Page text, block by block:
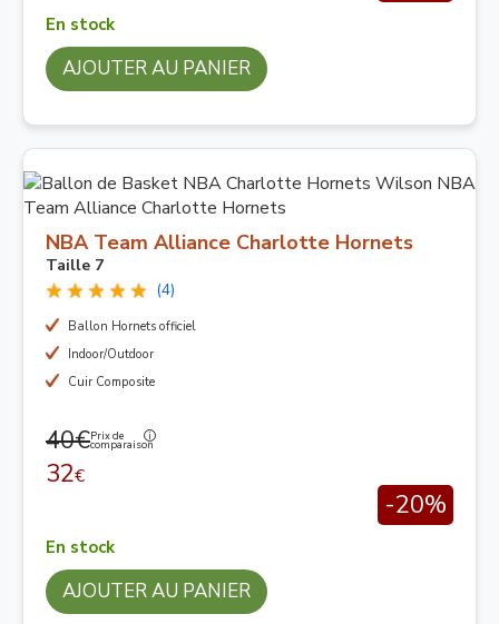
En stock
AJOUTER AU PANIER
NBA Team Alliance Charlotte Hornets
Taille 7
(4)
Ballon Hornets officiel
Indoor/Outdoor
Cuir Composite
40€Prix de
comparaison
32€
-20%
En stock
AJOUTER AU PANIER